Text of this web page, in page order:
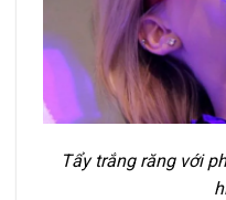
Tẩy trắng răng với